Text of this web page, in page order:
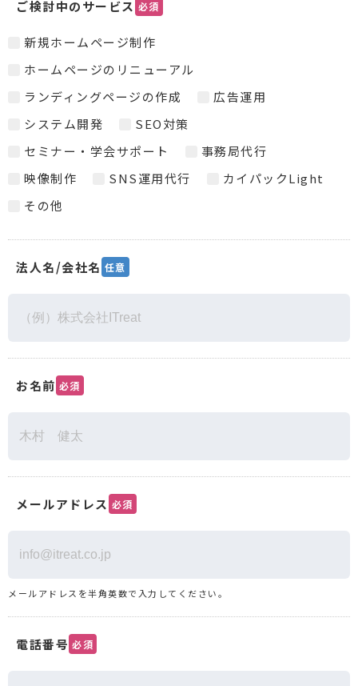
ご検討中のサービス 必須
新規ホームページ制作
ホームページのリニューアル
ランディングページの作成
広告運用
システム開発
SEO対策
セミナー・学会サポート
事務局代行
映像制作
SNS運用代行
カイパックLight
その他
法人名/会社名 任意
お名前 必須
メールアドレス 必須
メールアドレスを半角英数で入力してください。
電話番号 必須